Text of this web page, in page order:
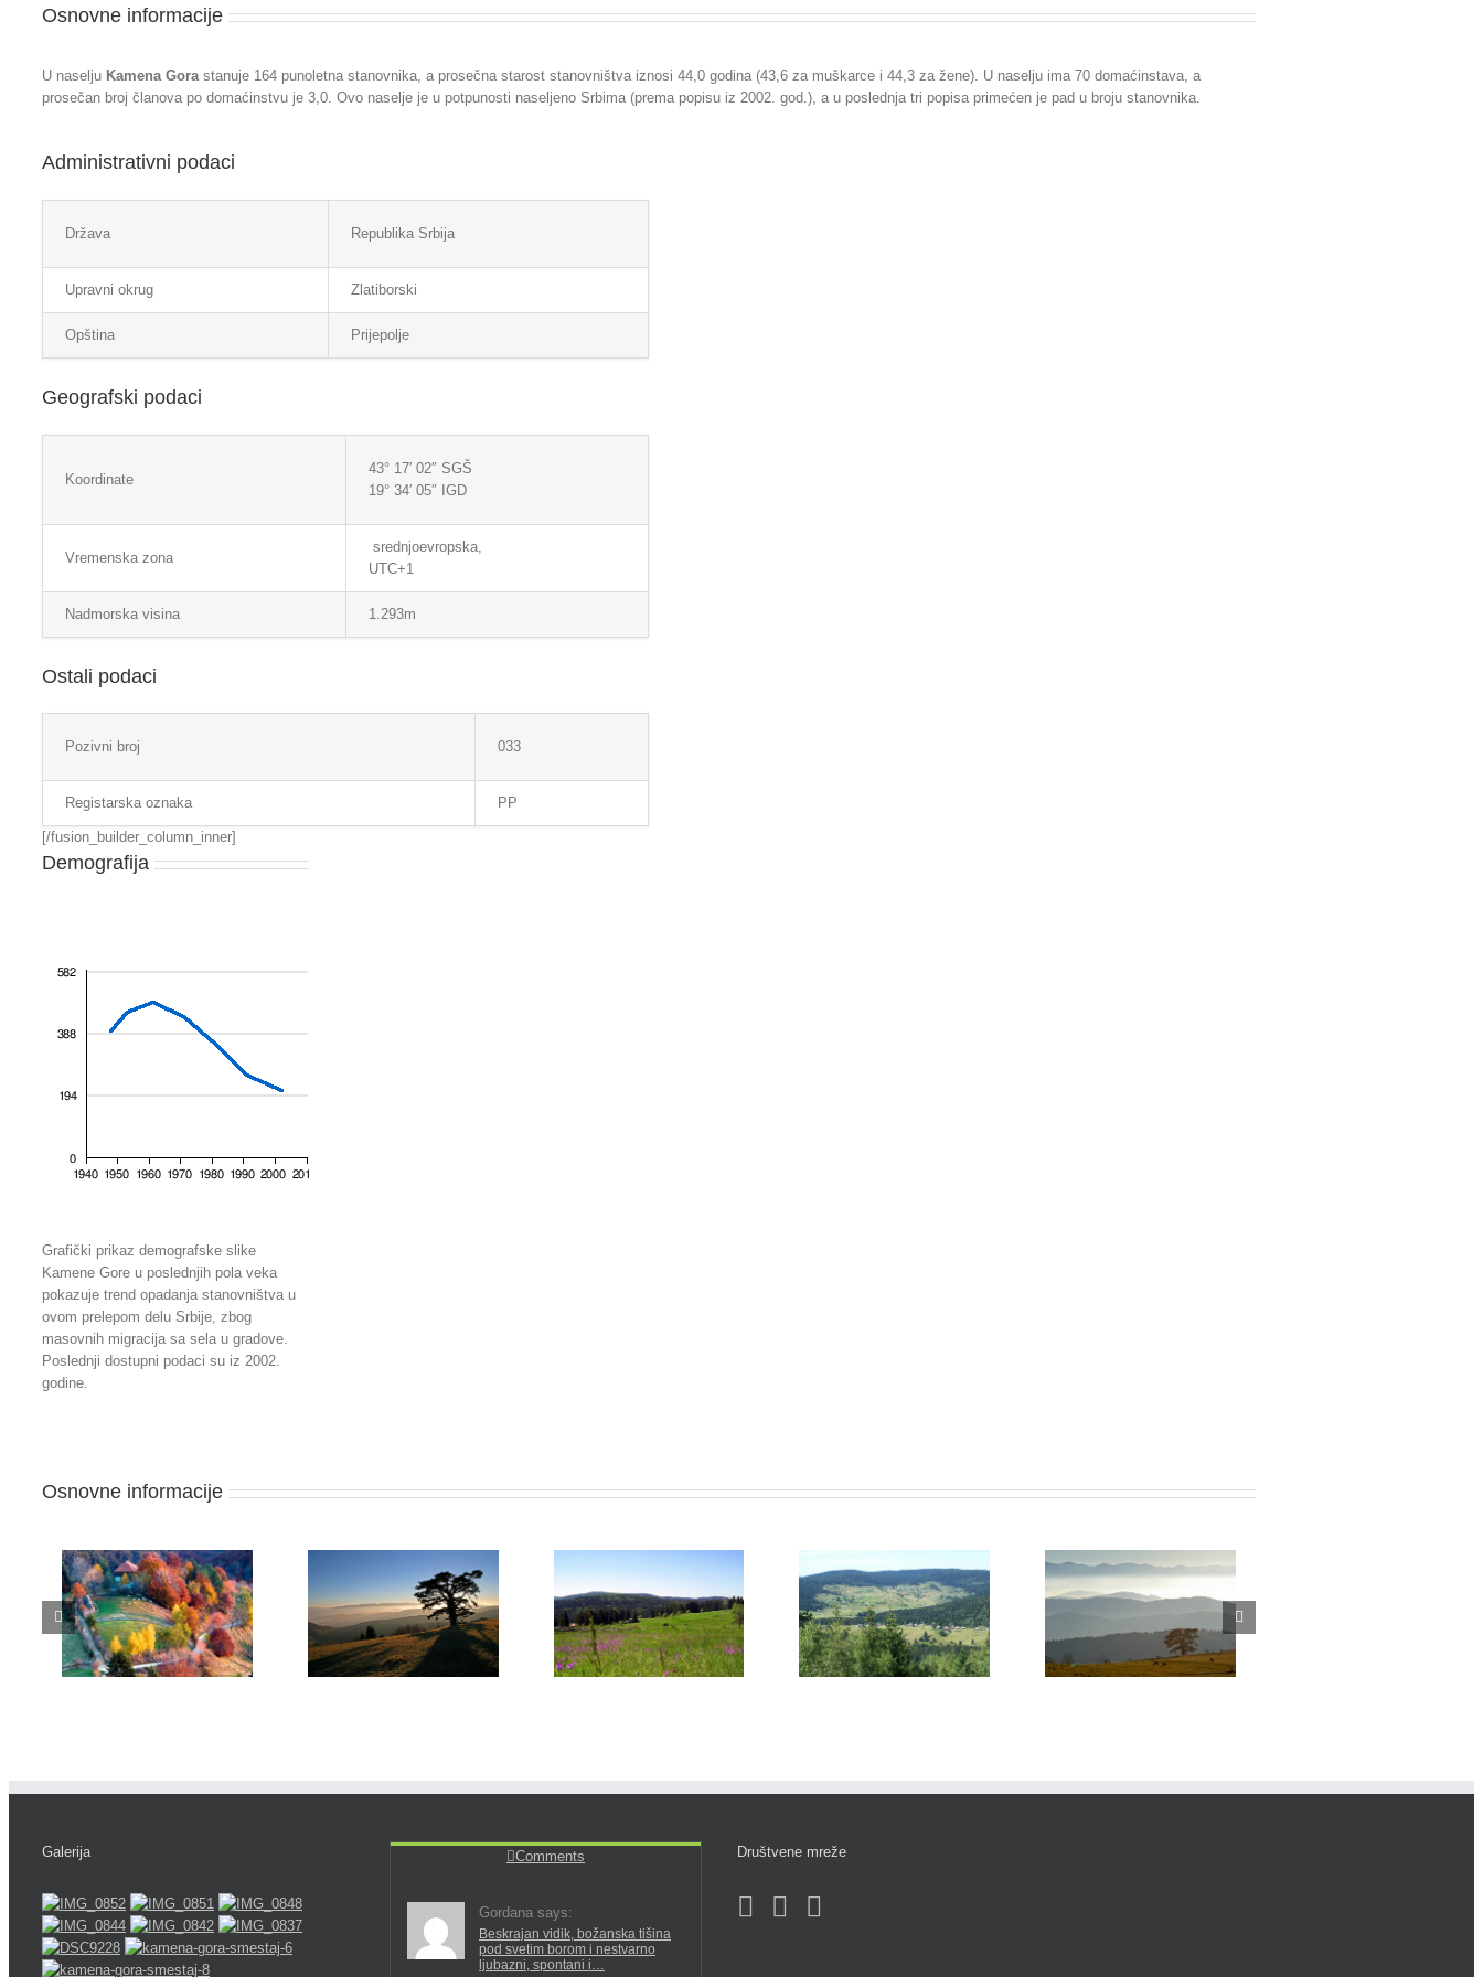
Osnovne informacije
U naselju Kamena Gorastanuje 164 punoletna stanovnika, a prosečna starost stanovništva iznosi 44,0 godina (43,6 za muškarce i 44,3 za žene). U naselju ima 70 domaćinstava, a
prosečan broj članova po domaćinstvu je 3,0. Ovo naselje je u potpunosti naseljeno Srbima (prema popisu iz 2002. god.), a u poslednja tri popisa primećen je pad u broju stanovnika.
Administrativni podaci
Država Republika Srbija
Upravni okrug Zlatiborski
Opština Prijepolje
Geografski podaci
Koordinate
43° 17′ 02″ SGŠ
19° 34′ 05″ IGD
Vremenska zona
srednjoevropska,
UTC+1
Nadmorska visina 1.293m
Ostali podaci
Pozivni broj 033
Registarska oznaka PP
[/fusion_builder_column_inner]
Demografija
Grafički prikaz demografske slike
Kamene Gore u poslednjih pola veka
pokazuje trend opadanja stanovništva u
ovom prelepom delu Srbije, zbog
masovnih migracija sa sela u gradove.
Poslednji dostupni podaci su iz 2002.
godine.
Osnovne informacije
Galerija Comments
Gordana says:
Beskrajan vidik, božanska tišina
pod svetim borom i nestvarno
ljubazni, spontani i…
Društvene mreže